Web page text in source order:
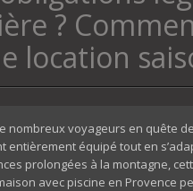
?
location
nombreux voyageurs en quête
entièrement équipé tout en
prolongées à la montagne,
avec piscine en Provence